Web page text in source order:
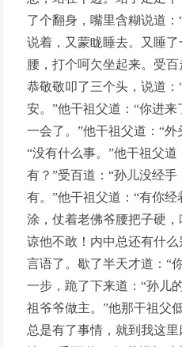
了个翻身，嘴里含糊说道
说着，又蒙眬睡去。又睡
腰，打个呵欠坐起来。受
恭敬敬叩了三个头，说道
安。”他干祖父道：“你进
一会了。”他干祖父道：“外
“没有什么事。”他干祖父
有？”受百道：“孙儿没经
有。”他干祖父道：“有你
涂，仗着老佛爷腰把子硬
谅他不敢！内中总还有什
言语了。歇了半天才道：“
一步，跪了下来道：“孙儿
祖爷爷做主。”他那干祖父
总是有了事情，就到我这